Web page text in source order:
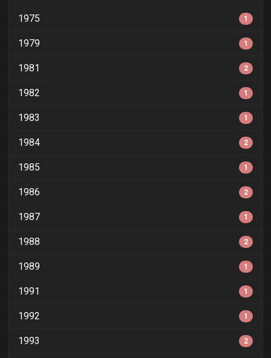
1975 1
1979 1
1981 2
1982 1
1983 1
1984 2
1985 1
1986 2
1987 1
1988 2
1989 1
1991 1
1992 1
1993 2